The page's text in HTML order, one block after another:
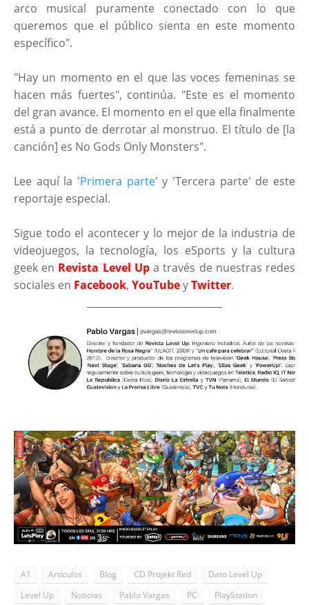
arco musical puramente conectado con lo que
queremos que el público sienta en este momento
específico".
"Hay un momento en el que las voces femeninas se
hacen más fuertes", continúa. "Este es el momento
del gran avance. El momento en el que ella finalmente
está a punto de derrotar al monstruo. El título de [la
canción] es No Gods Only Monsters".
Lee aquí la 'Primera parte' y 'Tercera parte' de este
reportaje especial.
Sigue todo el acontecer y lo mejor de la industria de
videojuegos, la tecnología, los eSports y la cultura
geek en Revista Level Upa través de nuestras redes
sociales en Facebook, YouTubeyTwitter.
A1 Artículos Blog CD Projekt Red
Dato Level Up
Level Up
Noticias Pablo Vargas PC PlayStation